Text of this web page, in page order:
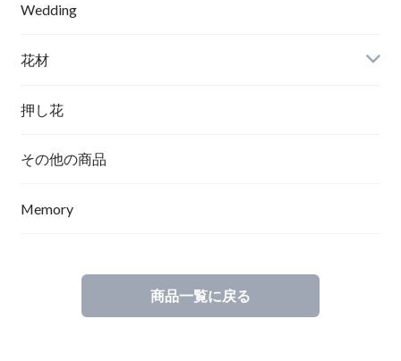
Wedding
花材
押し花
その他の商品
Memory
商品一覧に戻る